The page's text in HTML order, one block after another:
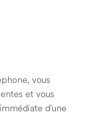
vous
et vous
d'une